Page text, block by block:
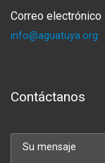
Correo electrónico
info@aguatuya.org
Contáctanos